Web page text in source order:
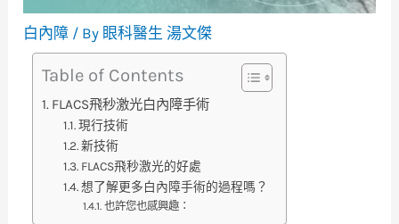
白內障 / By 眼科醫生 湯文傑
Table of Contents
FLACS飛秒激光白內障手術
現行技術
新技術
FLACS飛秒激光的好處
想了解更多白內障手術的過程嗎？
也許您也感興趣：